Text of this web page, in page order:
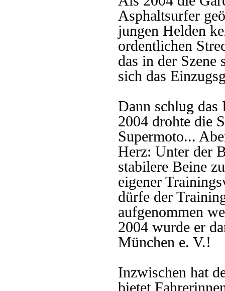
Asphaltsurfer
jungen Helden
ordentlichen
das in der Szene
sich das
Dann schlug
2004 drohte die
Supermoto...
Herz: Unter der
stabilere Beine
eigener
dürfe der
aufgenommen
2004 wurde er
München e. V.!
Inzwischen hat
bietet